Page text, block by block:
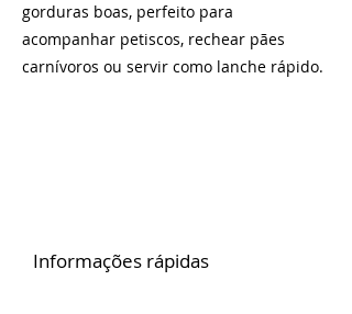
gorduras boas, perfeito para
acompanhar petiscos, rechear pães
carnívoros ou servir como lanche rápido.
Informações rápidas